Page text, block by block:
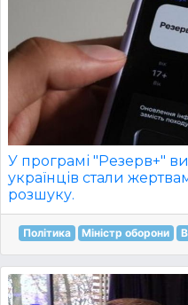
У програмі "Резерв+"
українців стали
розшуку.
Політика Міністр оборони